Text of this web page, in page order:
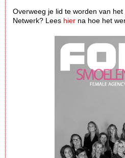
Overweeg je lid te worden van
Netwerk? Lees hier na hoe het